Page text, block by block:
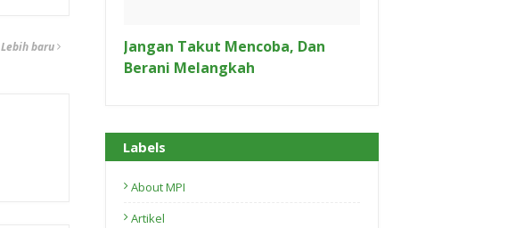
Lebih baru
Jangan Takut Mencoba, Dan
Berani Melangkah
Labels
About MPI
Artikel